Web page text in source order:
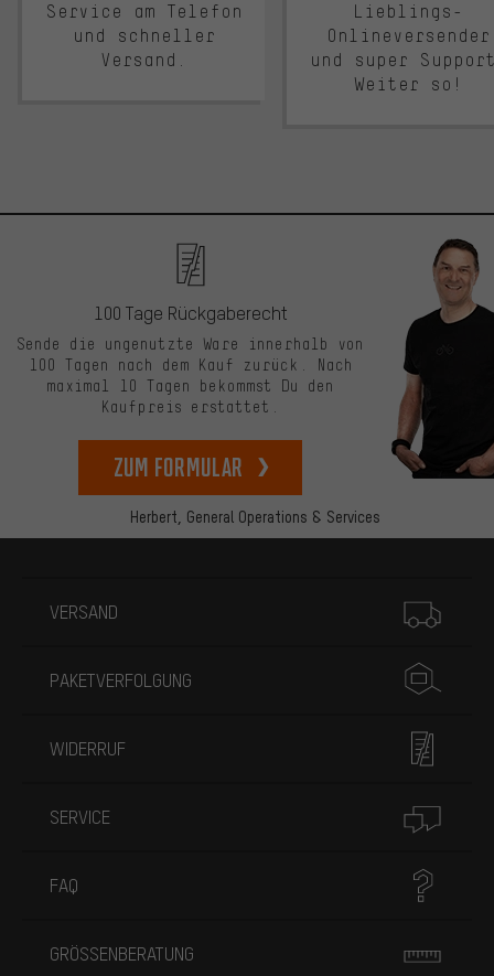
Service am Telefon
und schneller
Versand.
Lieblings-
Onlineversender
und super
Weiter so!
Herbert, General Operations & Services
100 Tage Rückgaberecht
Sende die ungenutzte Ware innerhalb von
100 Tagen nach dem Kauf zurück. Nach
maximal 10 Tagen bekommst Du den
Kaufpreis erstattet.
zum Formular
VERSAND
PAKETVERFOLGUNG
WIDERRUF
SERVICE
FAQ
GRÖSSENBERATUNG